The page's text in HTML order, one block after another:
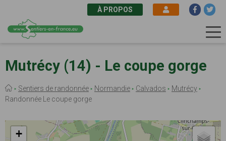
au
contenu
À PROPOS
Mutrécy (14) - Le coupe gorge
Fil
d'Ariane
Sentiers de randonnée Normandie Calvados
Mutrécy
Randonnée Le coupe gorge
+